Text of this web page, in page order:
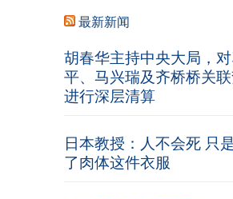
最新新闻
胡春华主持中央大局，
平、马兴瑞及齐桥桥关
进行深层清算
日本教授：人不会死 只
了肉体这件衣服